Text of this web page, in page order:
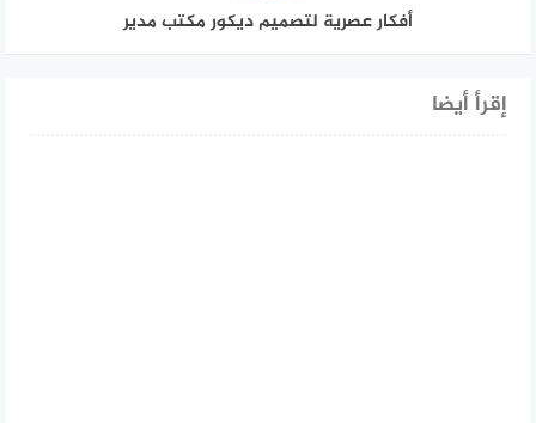
أفكار عصرية لتصميم ديكور مكتب مدير
إقرأ أيضا